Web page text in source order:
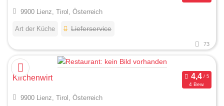
9900 Lienz, Tirol, Österreich
Art der Küche Lieferservice
73
Kirchenwirt
4 Bew.
9900 Lienz, Tirol, Österreich